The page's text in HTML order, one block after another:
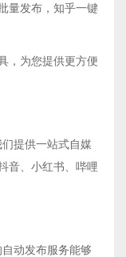
量发布，知乎一键
，为您提供更方便
提供一站式自媒
音、小红书、哔哩
动发布服务能够